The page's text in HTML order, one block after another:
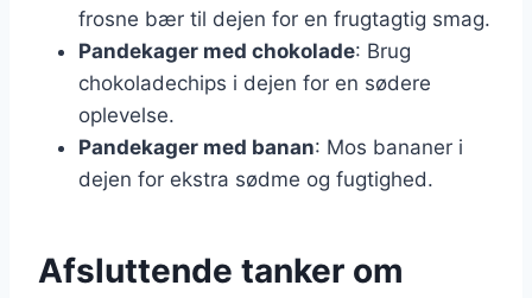
frosne bær til dejen for en frugtagtig smag.
Pandekager med chokolade: Brug
chokoladechips i dejen for en sødere
oplevelse.
Pandekager med banan: Mos bananer i
dejen for ekstra sødme og fugtighed.
Afsluttende tanker om